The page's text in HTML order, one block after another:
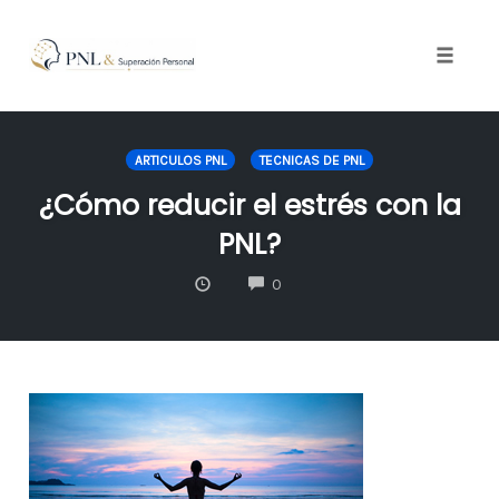
ARTICULOS PNL TECNICAS DE PNL
¿Cómo reducir el estrés con la
PNL?
0COMMENTS